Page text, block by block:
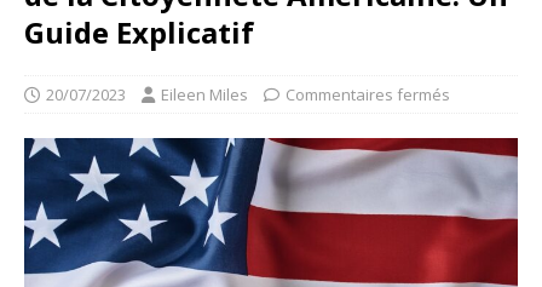
Guide Explicatif
20/07/2023 Eileen Miles Commentaires fermés